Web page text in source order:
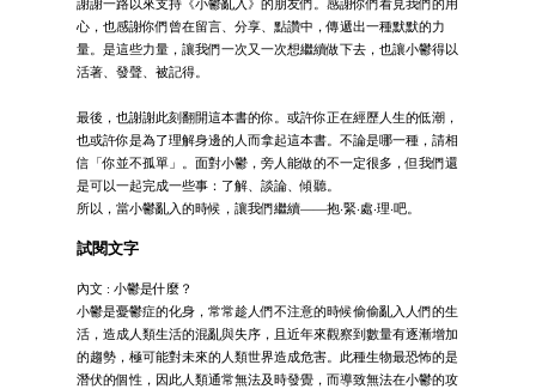
謝謝一路以來支持《小鬱亂入》的朋友們。感謝你們看見我們的用
心，也感謝你們曾在留言、分享、點讚中，傳遞出一種默默的力
量。是這些力量，讓我們一次又一次想繼續做下去，也讓小鬱得以
活著、發聲、被記得。
最後，也謝謝此刻翻開這本書的你。或許你正在經歷人生的低潮，
也或許你是為了理解身邊的人而拿起這本書。不論是哪一種，請相
信「你並不孤單」。面對小鬱，旁人能做的不一定很多，但我們還
是可以一起完成一些事：了解、談論、傾聽。
所以，當小鬱亂入的時候，讓我們繼續——抱‧緊‧處‧理‧吧。
試閱文字
內文 : 小鬱是什麼？
小鬱是憂鬱症的化身，常常趁人們不注意的時候偷偷亂入人們的生
活，造成人類生活的混亂與失序，且近年來觀察到數量有逐漸增加
的趨勢，極可能對未來的人類世界造成危害。此種生物最恐怖的是
潛伏的個性，因此人類通常無法及時發覺，而導致無法在小鬱的攻